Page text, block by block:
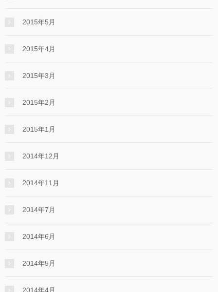
2015年5月
2015年4月
2015年3月
2015年2月
2015年1月
2014年12月
2014年11月
2014年7月
2014年6月
2014年5月
2014年4月